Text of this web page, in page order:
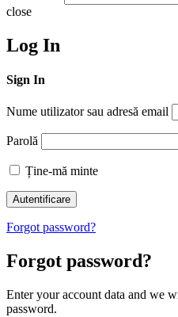
close
Log In
Sign In
Nume utilizator sau adresă email
Parolă
Ține-mă minte
Forgot password?
Forgot password?
Enter your account data and we
password.